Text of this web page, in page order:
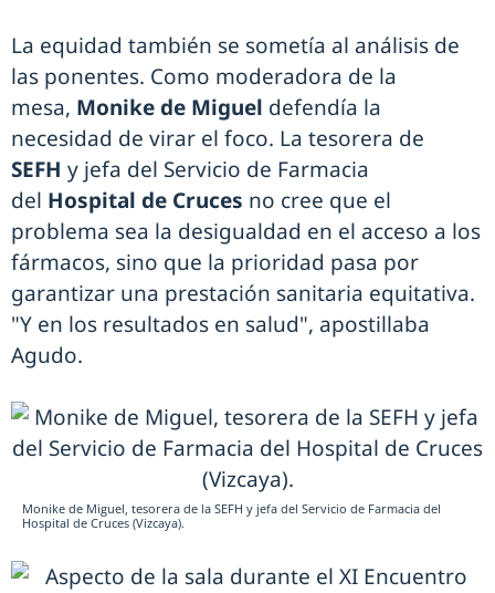
La equidad también se sometía al análisis de
las ponentes. Como moderadora de la
mesa, Monike de Miguel defendía la
necesidad de virar el foco. La tesorera de
SEFH y jefa del Servicio de Farmacia
del Hospital de Cruces no cree que el
problema sea la desigualdad en el acceso a los
fármacos, sino que la prioridad pasa por
garantizar una prestación sanitaria equitativa.
"Y en los resultados en salud", apostillaba
Agudo.
Monike de Miguel, tesorera de la SEFH y jefa del Servicio de Farmacia del
Hospital de Cruces (Vizcaya).